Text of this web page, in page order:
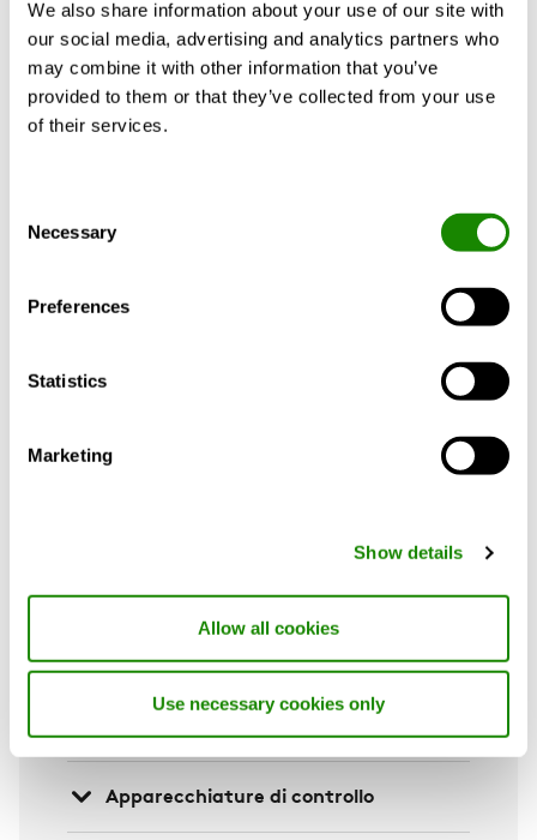
We also share information about your use of our site with
our social media, advertising and analytics partners who
may combine it with other information that you’ve
provided to them or that they’ve collected from your use
of their services.
Selection
Necessary
Preferences
Statistics
Marketing
Show details
Allow all cookies
Use necessary cookies only
principalmente acciaio riciclato e prodotto
con energia rinnovabile dentro e fuori. Oltre
il 70% del peso totale dell’acciaio è
rappresentato da acciaio riciclato, che
riduce l’impatto ambientale di circa il 30%
corrosione all’esterno (C5).
Progettazione
Funzionalità
Materiale e trattamento della
Pianificazione
Installazione, messa in funzione e
Apparecchiature di controllo